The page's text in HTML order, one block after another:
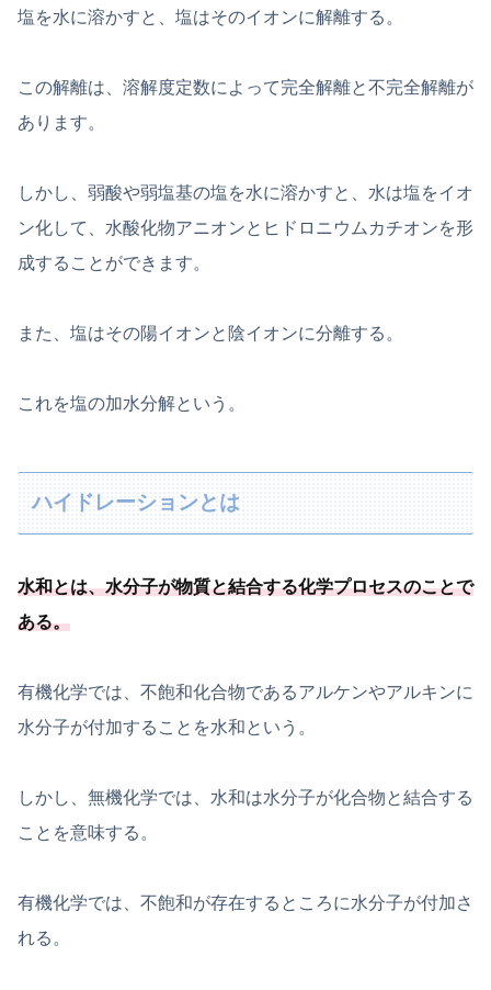
塩を水に溶かすと、塩はそのイオンに解離する。
この解離は、溶解度定数によって完全解離と不完全解離が
あります。
しかし、弱酸や弱塩基の塩を水に溶かすと、水は塩をイオ
ン化して、水酸化物アニオンとヒドロニウムカチオンを形
成することができます。
また、塩はその陽イオンと陰イオンに分離する。
これを塩の加水分解という。
ハイドレーションとは
水和とは、水分子が物質と結合する化学プロセスのことで
ある。
有機化学では、不飽和化合物であるアルケンやアルキンに
水分子が付加することを水和という。
しかし、無機化学では、水和は水分子が化合物と結合する
ことを意味する。
有機化学では、不飽和が存在するところに水分子が付加さ
れる。